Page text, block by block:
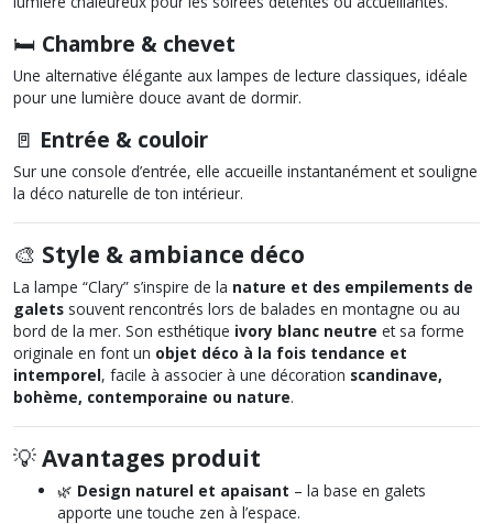
🛏️ Chambre & chevet
Une alternative élégante aux lampes de lecture classiques, idéale
pour une lumière douce avant de dormir.
🚪 Entrée & couloir
Sur une console d’entrée, elle accueille instantanément et souligne
la déco naturelle de ton intérieur.
🎨 Style & ambiance déco
La lampe “Clary” s’inspire de la nature et des empilements de
galets souvent rencontrés lors de balades en montagne ou au
bord de la mer. Son esthétique ivory blanc neutre et sa forme
originale en font un objet déco à la fois tendance et
intemporel, facile à associer à une décoration scandinave,
bohème, contemporaine ou nature.
💡Avantages produit
🌿 Design naturel et apaisant – la base en galets
apporte une touche zen à l’espace.